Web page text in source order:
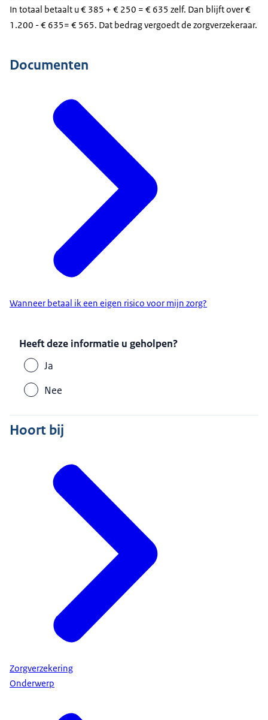
In totaal betaalt u € 385 + € 250 = € 635 zelf. Dan blijft over €
1.200 - € 635= € 565. Dat bedrag vergoedt de zorgverzekeraar.
Documenten
Wanneer betaal ik een eigen risico voor mijn zorg?
Heeft deze informatie u geholpen?
Ja
Nee
Hoort bij
Zorgverzekering
Onderwerp